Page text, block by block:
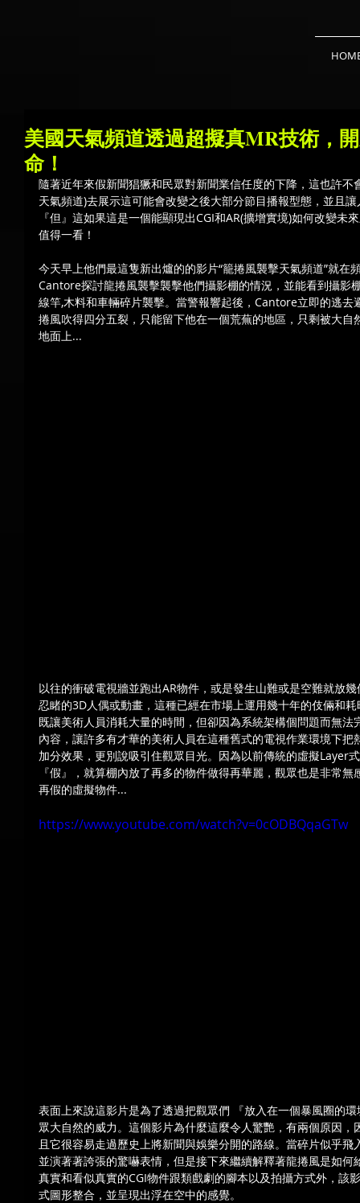
美國天氣頻道透過超擬真MR技術，
命！
隨著近年來假新聞猖獗和民眾對新聞業信任度的下降，這也許
天氣頻道)去展示這可能會改變之後大部分節目播報型態，並且
『但』這如果這是一個能顯現出CGI和AR(擴增實境)如何改變未
值得一看！
今天早上他們最這隻新出爐的的影片“籠捲風襲擊天氣頻道”就
Cantore探討龍捲風襲擊襲擊他們攝影棚的情況，並能看到攝影
線竿,木料和車輛碎片襲擊。當警報響起後，Cantore立即的逃去
捲風吹得四分五裂，只能留下他在一個荒蕪的地區，只剩被大
地面上...
以往的衝破電視牆並跑出AR物件，或是發生山難或是空難就放
忍睹的3D人偶或動畫，這種已經在市場上運用幾十年的伎倆和
既讓美術人員消耗大量的時間，但卻因為系統架構個問題而無
內容，讓許多有才華的美術人員在這種舊式的電視作業環境下
加分效果，更別說吸引住觀眾目光。因為以前傳統的虛擬Layer
『假』，就算棚內放了再多的物件做得再華麗，觀眾也是非常
再假的虛擬物件...
https://www.youtube.com/watch?v=0cODBQqaGTw
表面上來說這影片是為了透過把觀眾們 『放入在一個暴風圈的
眾大自然的威力。這個影片為什麼這麼令人驚艷，有兩個原因
且它很容易走過歷史上將新聞與娛樂分開的路線。當碎片似乎
並演著著誇張的驚嚇表情，但是接下來繼續解釋著龍捲風是如
真實和看似真實的CGI物件跟類戲劇的腳本以及拍攝方式外，該
式圖形整合，並呈現出浮在空中的感覺。